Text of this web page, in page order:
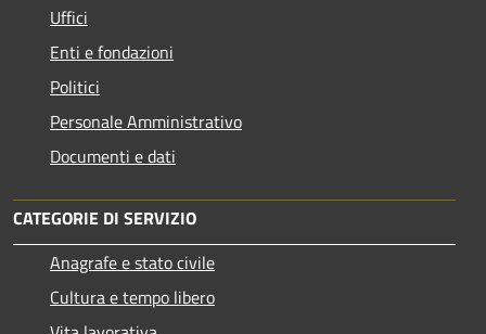
Uffici
Enti e fondazioni
Politici
Personale Amministrativo
Documenti e dati
CATEGORIE DI SERVIZIO
Anagrafe e stato civile
Cultura e tempo libero